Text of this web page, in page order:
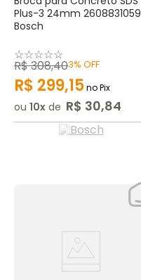
Plus-3 24mm 2608831059
Bosch
☆☆☆☆☆
R$308,403% OFF
R$ 299,15no Pix
ou 10 de R$ 30,84